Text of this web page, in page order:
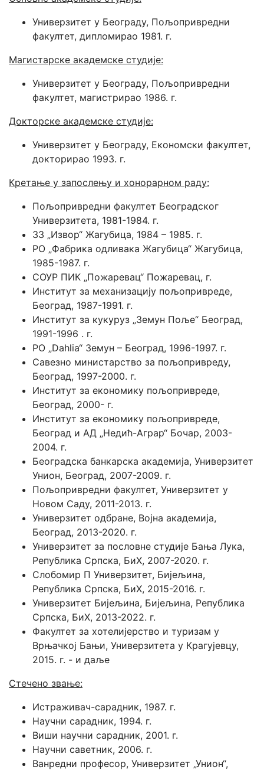
Универзитет у Београду, Пољопривредни
факултет, дипломирао 1981. г.
Магистарске академске студије:
Универзитет у Београду, Пољопривредни
факултет, магистрирао 1986. г.
Докторске академске студије:
Универзитет у Београду, Економски факултет,
докторирао 1993. г.
Кретање у запослењу и хонорарном раду:
Пољопривредни факултет Београдског
Универзитета, 1981-1984. г.
ЗЗ „Извор“ Жагубица, 1984 – 1985. г.
РО „Фабрика одливака Жагубица“ Жагубица,
1985-1987. г.
СОУР ПИК „Пожаревац“ Пожаревац, г.
Институт за механизацију пољопривреде,
Београд, 1987-1991. г.
Институт за кукуруз „Земун Поље“ Београд,
1991-1996 . г.
РО „Dahlia“ Земун – Београд, 1996-1997. г.
Савезно министарство за пољопривреду,
Београд, 1997-2000. г.
Институт за економику пољопривреде,
Београд, 2000- г.
Институт за економику пољопривреде,
Београд и АД „Недић-Аграр“ Бочар, 2003-
2004. г.
Београдска банкарска академија, Универзитет
Унион, Београд, 2007-2009. г.
Пољопривредни факултет, Универзитет у
Новом Саду, 2011-2013. г.
Универзитет одбране, Војна академија,
Београд, 2013-2020. г.
Универзитет за пословне студије Бања Лука,
Република Српска, БиХ, 2007-2020. г.
Слобомир П Универзитет, Бијељина,
Република Српска, БиХ, 2015-2016. г.
Универзитет Бијељина, Бијeљина, Република
Српска, БиХ, 2013-2022. г.
Факултет за хотелијерство и туризам у
Врњачкој Бањи, Универзитета у Крагујевцу,
2015. г. - и даље
Стечено звање:
Истраживач-сарадник, 1987. г.
Научни сарадник, 1994. г.
Виши научни сарадник, 2001. г.
Научни саветник, 2006. г.
Ванредни професор, Универзитет „Унион“,